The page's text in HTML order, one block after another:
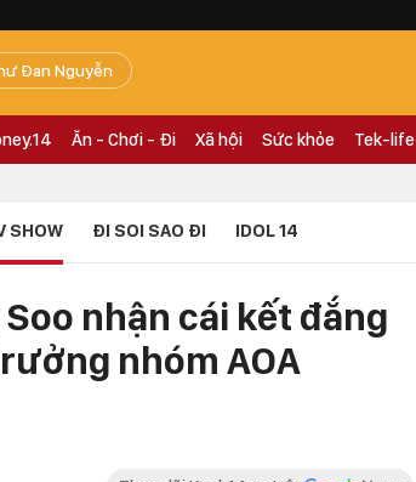
Đan Nguyễn
Ăn - Chơi - Đi Xã hội Sức khỏe Tek-life
SHOW ĐI SOI SAO ĐI IDOL 14
nhận cái kết đắng
nhóm AOA